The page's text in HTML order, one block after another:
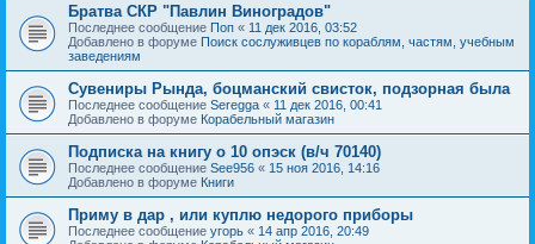
Братва СКР "Павлин Виноградов"
Последнее сообщение Поп « 11 дек 2016, 03:52
Добавлено в форуме Поиск сослуживцев по кораблям, частям, учебным
заведениям
Сувениры Рында, боцманский свисток, подзорная была
Последнее сообщение Seregga « 11 дек 2016, 00:41
Добавлено в форуме Корабельный магазин
Подписка на книгу о 10 опэск (в/ч 70140)
Последнее сообщение See956 « 15 ноя 2016, 14:16
Добавлено в форуме Книги
Приму в дар , или куплю недорого приборы
Последнее сообщение угорь « 14 апр 2016, 20:49